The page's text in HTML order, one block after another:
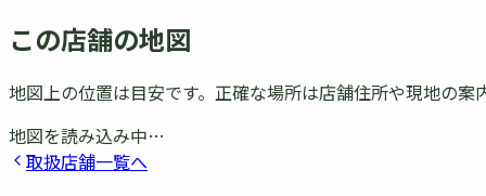
この店舗の地図
地図上の位置は目安です。正確な場所は店舗住所や現地の案
地図を読み込み中…
取扱店舗一覧へ